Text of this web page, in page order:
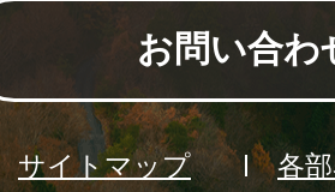
お問い合わ
サイトマップ
各